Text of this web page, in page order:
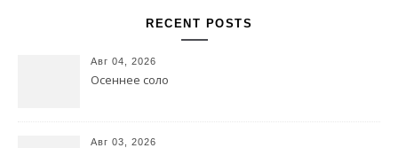
RECENT POSTS
Авг 04, 2026
Осеннее соло
Авг 03, 2026